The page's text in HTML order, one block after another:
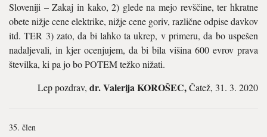
Sloveniji – Zakaj in kako, 2) glede na mejo revščine, ter hkratne
obete nižje cene elektrike, nižje cene goriv, različne odpise davkov
itd. TER 3) zato, da bi lahko ta ukrep, v primeru, da bo uspešen
nadaljevali, in kjer ocenjujem, da bi bila višina 600 evrov prava
številka, ki pa jo bo POTEM težko nižati.
Lep pozdrav, dr. Valerija KOROŠEC,Čatež, 31. 3. 2020
člen